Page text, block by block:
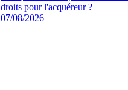
droits pour l'acquéreur ?
07/08/2026